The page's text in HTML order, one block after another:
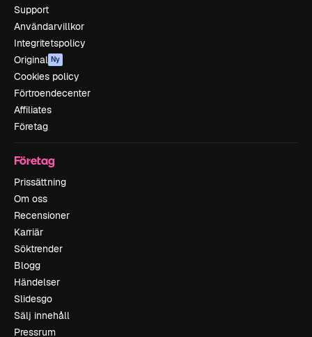
Support
Användarvillkor
Integritetspolicy
Original Ny
Cookies policy
Förtroendecenter
Affiliates
Företag
Företag
Prissättning
Om oss
Recensioner
Karriär
Söktrender
Blogg
Händelser
Slidesgo
Sälj innehåll
Pressrum